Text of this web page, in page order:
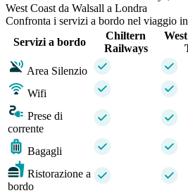
West Coast da Walsall a Londra
Confronta i servizi a bordo nel viaggio
Servizi a bordo
Chiltern
Railways
Area Silenzio
Wifi
Prese di
corrente
Bagagli
Ristorazione a
bordo